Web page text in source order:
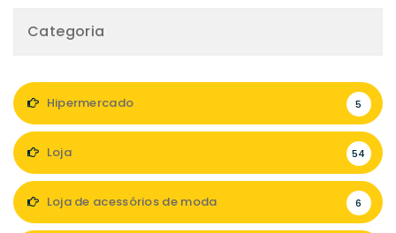
Categoria
Hipermercado 5
Loja 54
Loja de acessórios de moda 6